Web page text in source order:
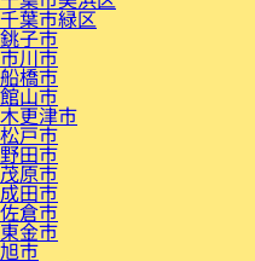
千葉市緑区
銚子市
市川市
船橋市
館山市
木更津市
松戸市
野田市
茂原市
成田市
佐倉市
東金市
旭市